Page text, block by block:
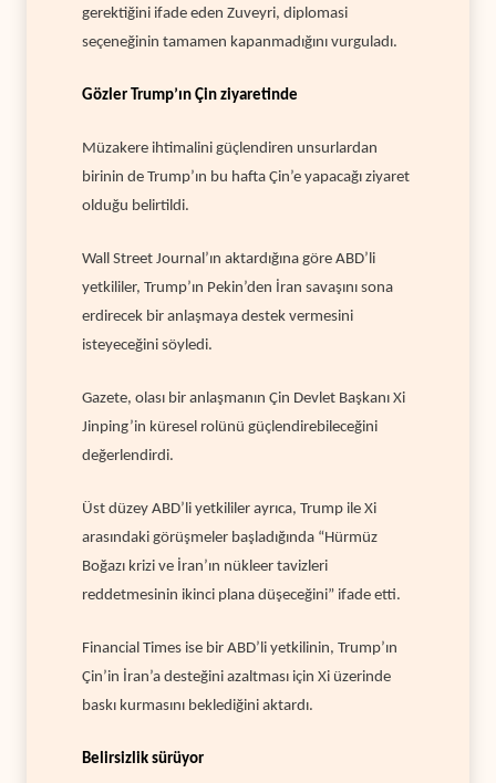
gerektiğini ifade eden Zuveyri, diplomasi
seçeneğinin tamamen kapanmadığını vurguladı.
Gözler Trump’ın Çin ziyaretinde
Müzakere ihtimalini güçlendiren unsurlardan
birinin de Trump’ın bu hafta Çin’e yapacağı ziyaret
olduğu belirtildi.
Wall Street Journal’ın aktardığına göre ABD’li
yetkililer, Trump’ın Pekin’den İran savaşını sona
erdirecek bir anlaşmaya destek vermesini
isteyeceğini söyledi.
Gazete, olası bir anlaşmanın Çin Devlet Başkanı Xi
Jinping’in küresel rolünü güçlendirebileceğini
değerlendirdi.
Üst düzey ABD’li yetkililer ayrıca, Trump ile Xi
arasındaki görüşmeler başladığında “Hürmüz
Boğazı krizi ve İran’ın nükleer tavizleri
reddetmesinin ikinci plana düşeceğini” ifade etti.
Financial Times ise bir ABD’li yetkilinin, Trump’ın
Çin’in İran’a desteğini azaltması için Xi üzerinde
baskı kurmasını beklediğini aktardı.
Belirsizlik sürüyor